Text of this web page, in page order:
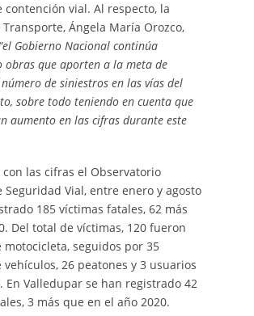
contención vial. Al respecto, la
Ángela María Orozco,
“el Gobierno Nacional continúa
obras que aporten a la meta de
de siniestros en las vías del
sobre todo teniendo en cuenta que
aumento en las cifras durante este
con las cifras el Observatorio
Seguridad Vial, entre enero y agosto
185 víctimas fatales, 62 más
Del total de víctimas, 120 fueron
motocicleta, seguidos por 35
vehículos, 26 peatones y 3 usuarios
En Valledupar se han registrado 42
3 más que en el año 2020.